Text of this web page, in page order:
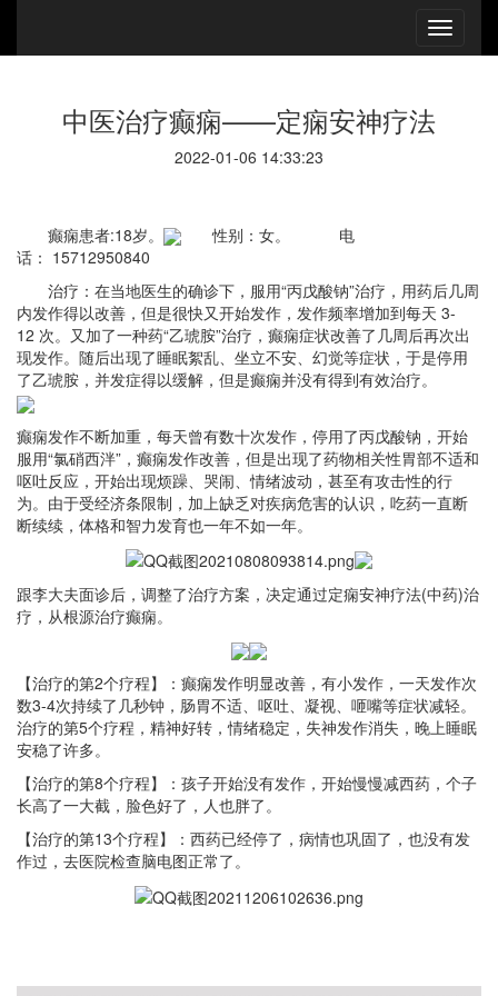
中医治疗癫痫——定痫安神疗法
2022-01-06 14:33:23
癫痫患者:18岁。
性别：女。 电
话： 15712950840
治疗：在当地医生的确诊下，服用“丙戊酸钠”治疗，用药后几周
内发作得以改善，但是很快又开始发作，发作频率增加到每天 3-
12 次。又加了一种药“乙琥胺”治疗，癫痫症状改善了几周后再次出
现发作。随后出现了睡眠絮乱、坐立不安、幻觉等症状，于是停用
了乙琥胺，并发症得以缓解，但是癫痫并没有得到有效治疗。
癫痫发作不断加重，每天曾有数十次发作，停用了丙戊酸钠，开始
服用“氯硝西泮”，癫痫发作改善，但是出现了药物相关性胃部不适和
呕吐反应，开始出现烦躁、哭闹、情绪波动，甚至有攻击性的行
为。由于受经济条限制，加上缺乏对疾病危害的认识，吃药一直断
断续续，体格和智力发育也一年不如一年。
跟李大夫面诊后，调整了治疗方案，决定通过定痫安神疗法(中药)治
疗，从根源治疗癫痫。
【治疗的第2个疗程】：癫痫发作明显改善，有小发作，一天发作次
数3-4次持续了几秒钟，肠胃不适、呕吐、凝视、咂嘴等症状减轻。
治疗的第5个疗程，精神好转，情绪稳定，失神发作消失，晚上睡眠
安稳了许多。
【治疗的第8个疗程】：孩子开始没有发作，开始慢慢减西药，个子
长高了一大截，脸色好了，人也胖了。
【治疗的第13个疗程】：西药已经停了，病情也巩固了，也没有发
作过，去医院检查脑电图正常了。